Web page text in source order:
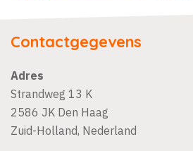
Contactgegevens
Adres
Strandweg 13 K
2586 JK Den Haag
Zuid-Holland, Nederland